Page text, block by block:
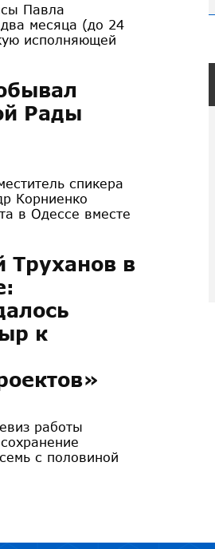
Павла
месяца (до 24
исполняющей
Рады
спикера
Корниенко
в Одессе вместе
Труханов в
к
работы
с половиной